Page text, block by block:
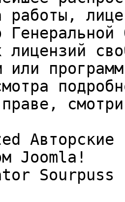
работы,
лицензий
или
Авторские
Joomla!
Sourpuss